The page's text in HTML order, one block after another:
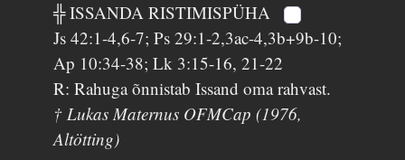
╬ ISSANDA RISTIMISPÜHA
Js 42:1-4,6-7; Ps 29:1-2,3ac-4,3b+9b-10;
Ap 10:34-38; Lk 3:15-16, 21-22
R: Rahuga õnnistab Issand oma rahvast.
† Lukas Maternus OFMCap (1976,
Altötting)